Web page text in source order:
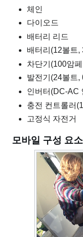
체인
다이오드
배터리 리드
배터리(12볼트,
차단기(100암
발전기(24볼트,
인버터(DC-AC
충전 컨트롤러
고정식 자전거
모바일 구성 요소